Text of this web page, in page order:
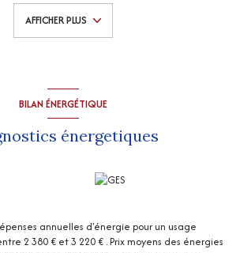
(4 m2 env), 3 chambres (15, 16 et 16 m2 env),
(3 m2 env), w.c avec lavabo). Grenier
(27 m2 env) avec électricité.
septique.
risques auxquels ce bien est exposé sont
http://www.georisques.gouv.fr
AFFICHER PLUS
BILAN ÉNERGÉTIQUE
énergetiques
annuelles d'énergie pour un usage
2 380 € et 3 220 € . Prix moyens des énergies